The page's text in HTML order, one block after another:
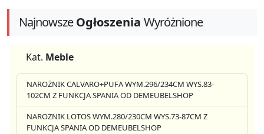
NajnowszeOgłoszenia Wyróżnione
Kat. Meble
NAROŻNIK CALVARO+PUFA WYM.296/234CM WYS.83-
102CM Z FUNKCJA SPANIA OD DEMEUBELSHOP
NAROŻNIK LOTOS WYM.280/230CM WYS.73-87CM Z
FUNKCJA SPANIA OD DEMEUBELSHOP